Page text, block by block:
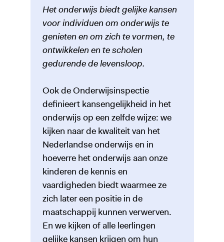
Het onderwijs biedt gelijke kansen
voor individuen om onderwijs te
genieten en om zich te vormen, te
ontwikkelen en te scholen
gedurende de levensloop.
Ook de Onderwijsinspectie
definieert kansengelijkheid in het
onderwijs op een zelfde wijze: we
kijken naar de kwaliteit van het
Nederlandse onderwijs en in
hoeverre het onderwijs aan onze
kinderen de kennis en
vaardigheden biedt waarmee ze
zich later een positie in de
maatschappij kunnen verwerven.
En we kijken of alle leerlingen
gelijke kansen krijgen om hun